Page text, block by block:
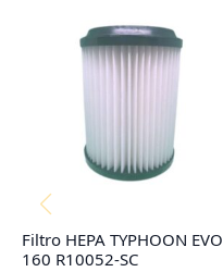
Filtro HEPA TYPHOON EVO
160 R10052-SC